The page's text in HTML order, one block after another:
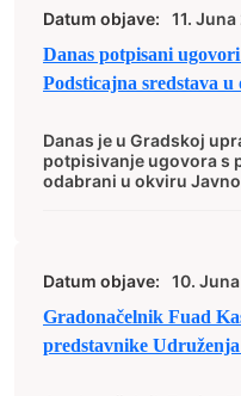
Datum objave:
11.
Danas potpisani
Podsticajna sredstava
Danas je u Gradskoj
potpisivanje ugovora s
odabrani u okviru
Datum objave:
10.
Gradonačelnik Fuad
predstavnike